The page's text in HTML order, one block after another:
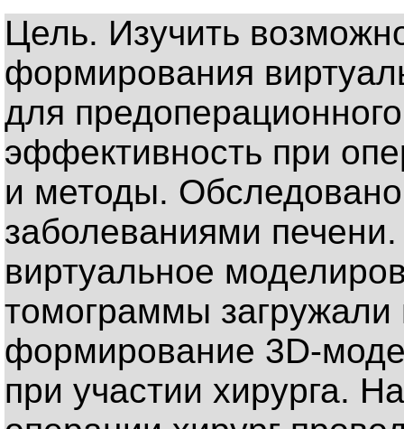
Цель. Изучить
формирования
для
эффективность при
и методы.
заболеваниями
виртуальное
томограммы загружали
формирование 3D-
при участии хирурга.